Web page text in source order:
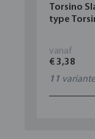
Torsino
type
vanaf
€ 3,38
11